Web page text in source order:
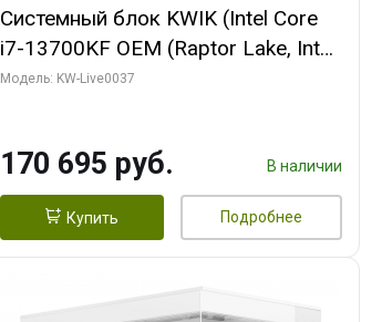
Системный блок KWIK (Intel Core
i7-13700KF OEM (Raptor Lake, Intel
7, C16 8EC/8PC/ 32 ГБ ОЗУ (2
HDMI/ 1 ТБ SSD)
Модель: KW-Live0037
170 695 руб. В наличии
Купить Подробнее